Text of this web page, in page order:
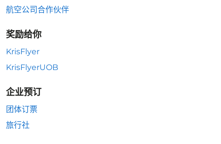
航空公司合作伙伴
奖励给你
KrisFlyer
KrisFlyerUOB
企业预订
团体订票
旅行社